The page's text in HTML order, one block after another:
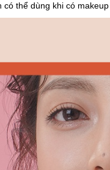
có thể dùng khi có